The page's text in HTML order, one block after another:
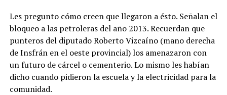
Les pregunto cómo creen que llegaron a ésto. Señalan el
bloqueo a las petroleras del año 2013. Recuerdan que
punteros del diputado Roberto Vizcaíno (mano derecha
de Insfrán en el oeste provincial) los amenazaron con
un futuro de cárcel o cementerio. Lo mismo les habían
dicho cuando pidieron la escuela y la electricidad para la
comunidad.